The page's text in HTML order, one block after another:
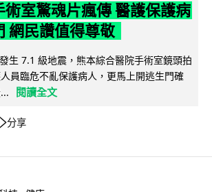
術室驚魂片瘋傳 醫護保護病
網民讚值得尊敬
生 7.1 級地震，熊本綜合醫院手術室鏡頭拍
員臨危不亂保護病人，更馬上開逃生門確
閱讀全文
分享